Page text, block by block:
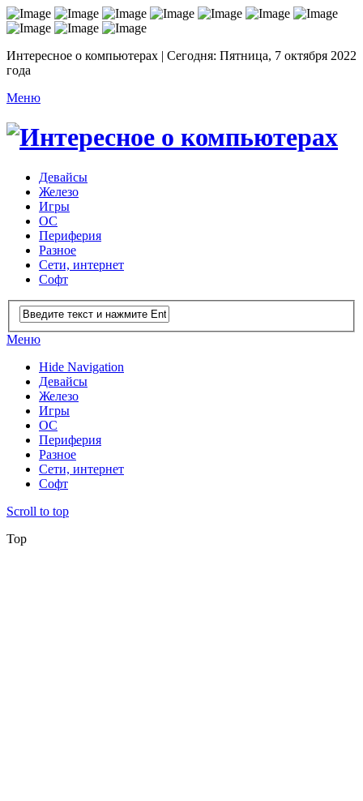
Интересное о компьютерах | Сегодня: Пятница, 7 октября 2022
года
Меню
Девайсы
Железо
Игры
ОС
Периферия
Разное
Сети, интернет
Софт
Меню
Hide Navigation
Девайсы
Железо
Игры
ОС
Периферия
Разное
Сети, интернет
Софт
Scroll to top
Top